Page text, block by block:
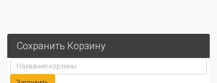
Сохранить Корзину